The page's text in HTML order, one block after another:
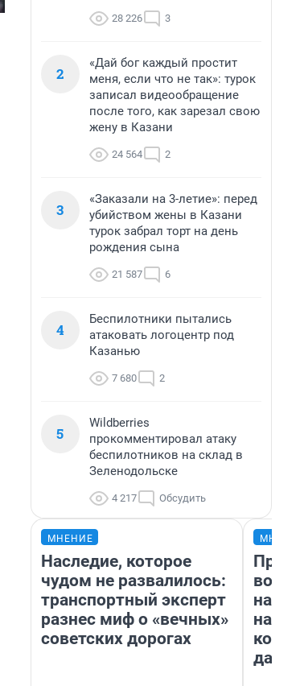
28 226 3
2
«Дай бог каждый простит
меня, если что не так»: турок
записал видеообращение
после того, как зарезал свою
жену в Казани
24 564 2
3
«Заказали на 3-летие»: перед
убийством жены в Казани
турок забрал торт на день
рождения сына
21 587 6
4
Беспилотники пытались
атаковать логоцентр под
Казанью
7 680 2
5
Wildberries
прокомментировал атаку
беспилотников на склад в
Зеленодольске
4 217 Обсудить
МНЕНИЕ
Наследие, которое
чудом не развалилось:
транспортный эксперт
разнес миф о «вечных»
советских дорогах
нам
даже